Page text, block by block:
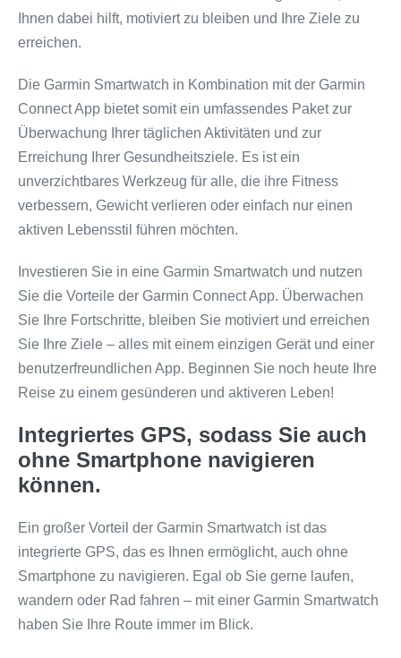
Ihnen dabei hilft, motiviert zu bleiben und Ihre Ziele zu
erreichen.
Die Garmin Smartwatch in Kombination mit der Garmin
Connect App bietet somit ein umfassendes Paket zur
Überwachung Ihrer täglichen Aktivitäten und zur
Erreichung Ihrer Gesundheitsziele. Es ist ein
unverzichtbares Werkzeug für alle, die ihre Fitness
verbessern, Gewicht verlieren oder einfach nur einen
aktiven Lebensstil führen möchten.
Investieren Sie in eine Garmin Smartwatch und nutzen
Sie die Vorteile der Garmin Connect App. Überwachen
Sie Ihre Fortschritte, bleiben Sie motiviert und erreichen
Sie Ihre Ziele – alles mit einem einzigen Gerät und einer
benutzerfreundlichen App. Beginnen Sie noch heute Ihre
Reise zu einem gesünderen und aktiveren Leben!
Integriertes GPS, sodass Sie auch
ohne Smartphone navigieren
können.
Ein großer Vorteil der Garmin Smartwatch ist das
integrierte GPS, das es Ihnen ermöglicht, auch ohne
Smartphone zu navigieren. Egal ob Sie gerne laufen,
wandern oder Rad fahren – mit einer Garmin Smartwatch
haben Sie Ihre Route immer im Blick.